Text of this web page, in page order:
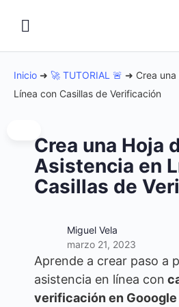
Inicio ➜ 🚀 TUTORIAL 🚨 ➜ Crea
Línea con Casillas de Verificación
Crea una Hoja
Asistencia en
Casillas de
Miguel Vela
marzo 21, 2023
Aprende a crear paso a
asistencia en línea con
verificación en